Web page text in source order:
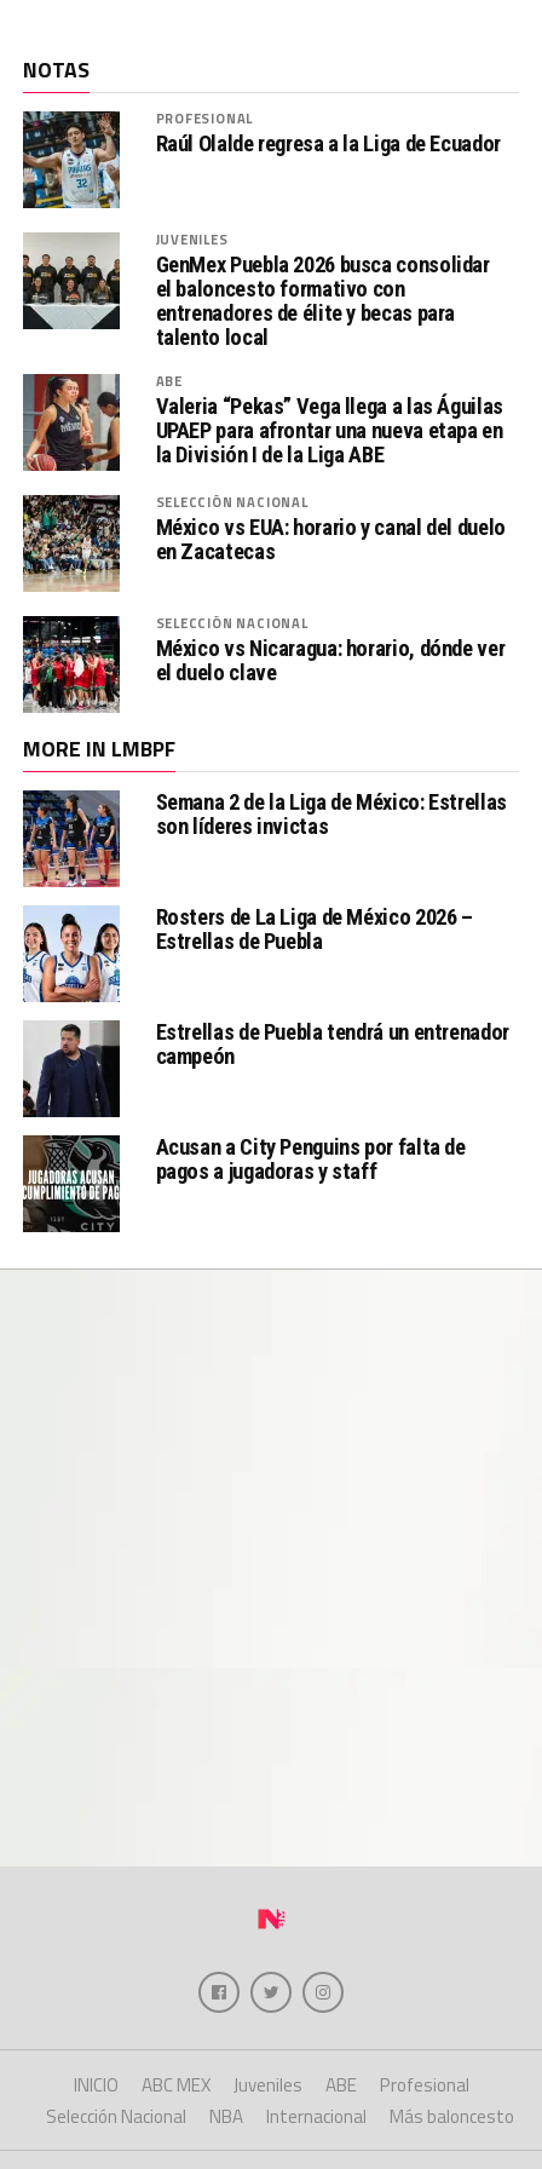
NOTAS
PROFESIONAL
Raúl Olalde regresa a la Liga de Ecuador
JUVENILES
GenMex Puebla 2026 busca consolidar
el baloncesto formativo con
entrenadores de élite y becas para
talento local
ABE
Valeria “Pekas” Vega llega a las Águilas
UPAEP para afrontar una nueva etapa en
la División I de la Liga ABE
SELECCIÓN NACIONAL
México vs EUA: horario y canal del duelo
en Zacatecas
SELECCIÓN NACIONAL
México vs Nicaragua: horario, dónde ver
el duelo clave
MORE IN LMBPF
Semana 2 de la Liga de México: Estrellas
son líderes invictas
Rosters de La Liga de México 2026 –
Estrellas de Puebla
Estrellas de Puebla tendrá un entrenador
campeón
Acusan a City Penguins por falta de
pagos a jugadoras y staff
INICIO ABC MEX Juveniles ABE
Profesional
Selección Nacional
NBA Internacional Más baloncesto